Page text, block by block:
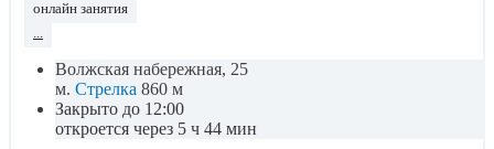
онлайн занятия
...
Волжская набережная, 25
м. Стрелка 860 м
Закрыто до 12:00
откроется через 5 ч 44 мин